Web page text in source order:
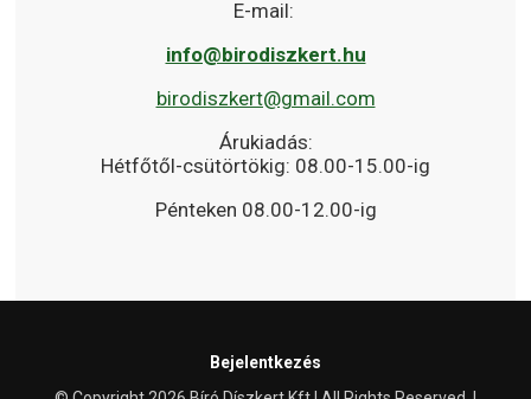
E-mail:
info@birodiszkert.hu
birodiszkert@gmail.com
Árukiadás:
Hétfőtől-csütörtökig: 08.00-15.00-ig
Pénteken 08.00-12.00-ig
Bejelentkezés